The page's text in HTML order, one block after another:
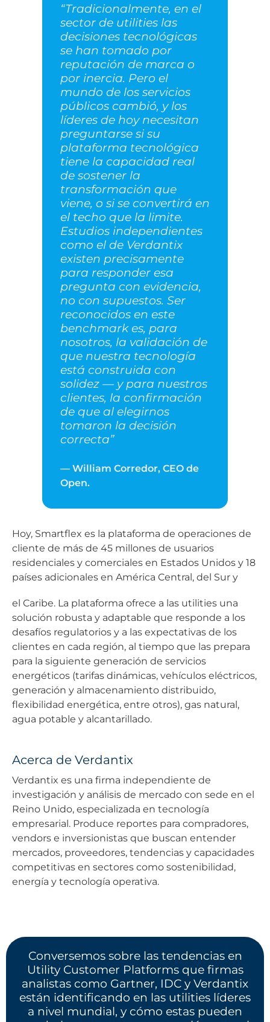
“Tradicionalmente, en el
sector de utilities las
decisiones tecnológicas
se han tomado por
reputación de marca o
por inercia. Pero el
mundo de los servicios
públicos cambió, y los
líderes de hoy necesitan
preguntarse si su
plataforma tecnológica
tiene la capacidad real
de sostener la
transformación que
viene, o si se convertirá en
el techo que la limite.
Estudios independientes
como el de Verdantix
existen precisamente
para responder esa
pregunta con evidencia,
no con supuestos. Ser
reconocidos en este
benchmark es, para
nosotros, la validación de
que nuestra tecnología
está construida con
solidez — y para nuestros
clientes, la confirmación
de que al elegirnos
tomaron la decisión
correcta”
— William Corredor, CEO de
Open.
Hoy, Smartflex es la plataforma de operaciones de
cliente de más de 45 millones de usuarios
residenciales y comerciales en Estados Unidos y 18
países adicionales en América Central, del Sur y
el Caribe. La plataforma ofrece a las utilities una
solución robusta y adaptable que responde a los
desafíos regulatorios y a las expectativas de los
clientes en cada región, al tiempo que las prepara
para la siguiente generación de servicios
energéticos (tarifas dinámicas, vehículos eléctricos,
generación y almacenamiento distribuido,
flexibilidad energética, entre otros), gas natural,
agua potable y alcantarillado.
Acerca de Verdantix
Verdantix es una firma independiente de
investigación y análisis de mercado con sede en el
Reino Unido, especializada en tecnología
empresarial. Produce reportes para compradores,
vendors e inversionistas que buscan entender
mercados, proveedores, tendencias y capacidades
competitivas en sectores como sostenibilidad,
energía y tecnología operativa.
Conversemos sobre las tendencias en
Utility Customer Platforms que firmas
analistas como Gartner, IDC y Verdantix
están identificando en las utilities líderes
a nivel mundial, y cómo estas pueden